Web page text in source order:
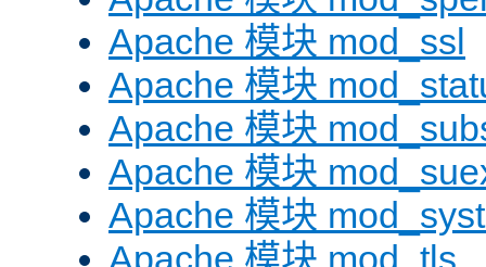
Apache 模块 mod_ssl
Apache 模块
Apache 模块
Apache 模块
Apache 模块
Apache 模块 mod_tls